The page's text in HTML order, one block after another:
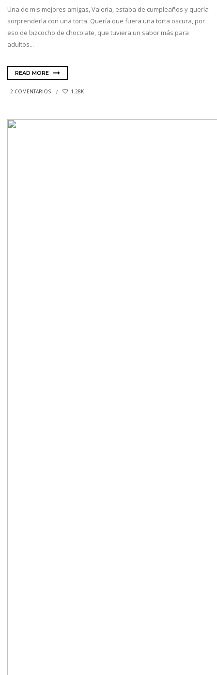
Una de mis mejores amigas, Valeria, estaba de cumpleaños y quería
sorprenderla con una torta. Quería que fuera una torta oscura, por
eso de bizcocho de chocolate, que tuviera un sabor más para
adultos...
READ MORE
2 COMENTARIOS 1.28K